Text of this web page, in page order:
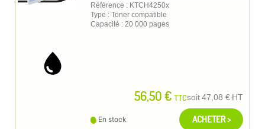
Référence : KTCH4250x
Type : Toner compatible
Capacité : 20 000 pages
56,50 € TTCsoit47,08 € HT
En stock ACHETER >